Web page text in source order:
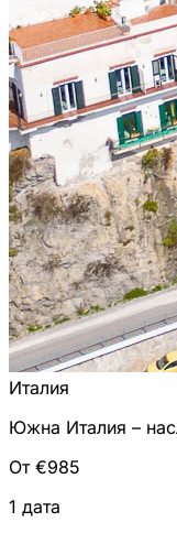
Италия
Южна Италия –
От €985
1 дата